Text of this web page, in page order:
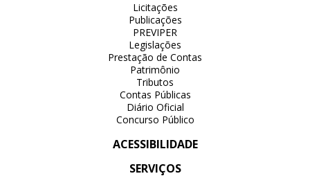
Licitações
Publicações
PREVIPER
Legislações
Prestação de Contas
Patrimônio
Tributos
Contas Públicas
Diário Oficial
Concurso Público
ACESSIBILIDADE
SERVIÇOS